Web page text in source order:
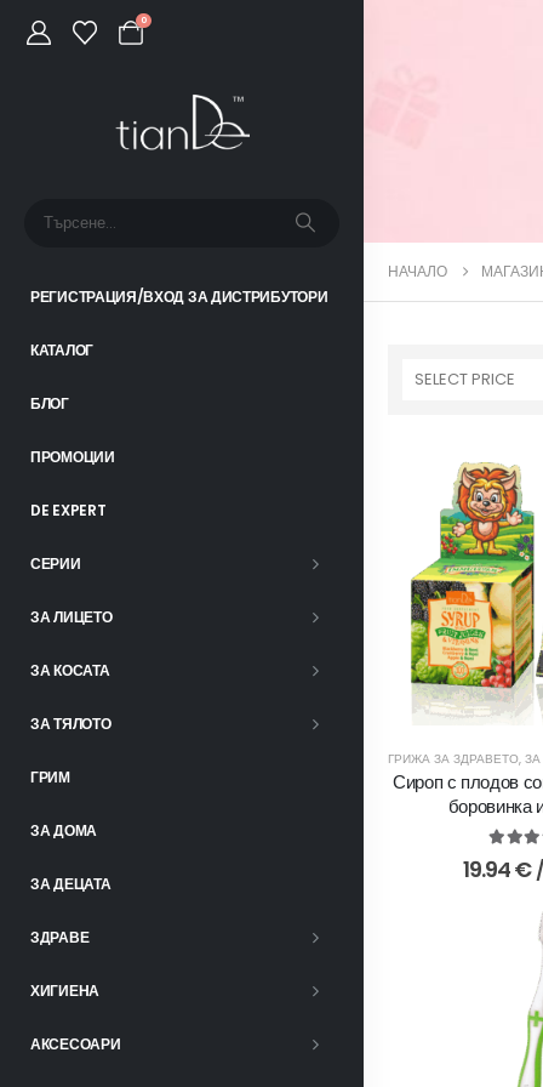
0
РЕГИСТРАЦИЯ/ВХОД ЗА ДИСТРИБУТОРИ
КАТАЛОГ
БЛОГ
ПРОМОЦИИ
DE EXPERT
СЕРИИ
ЗА ЛИЦЕТО
ЗА КОСАТА
ЗА ТЯЛОТО
ГРИМ
ЗА ДОМА
ЗА ДЕЦАТА
ЗДРАВЕ
ХИГИЕНА
АКСЕСОАРИ
НАЧАЛО
SELECT PRICE
ГРИЖА ЗА ЗДРАВЕТО,
Сироп с плодов
боровинка
5.00
19.94€